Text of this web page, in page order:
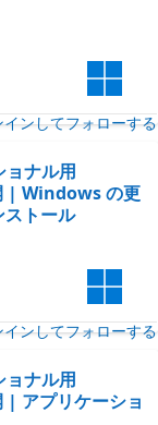
ンしてフォローする
ナル用
| Windows の更
ストール
ンしてフォローする
ナル用
アプリケーショ